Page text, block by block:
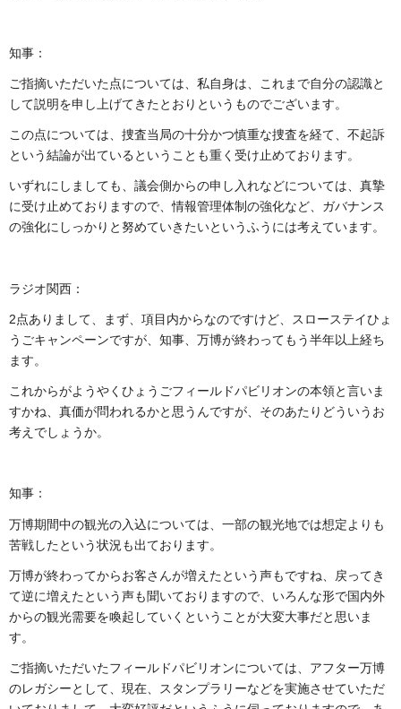
知事：
ご指摘いただいた点については、私自身は、これまで自分の認識と
して説明を申し上げてきたとおりというものでございます。
この点については、捜査当局の十分かつ慎重な捜査を経て、不起訴
という結論が出ているということも重く受け止めております。
いずれにしましても、議会側からの申し入れなどについては、真摯
に受け止めておりますので、情報管理体制の強化など、ガバナンス
の強化にしっかりと努めていきたいというふうには考えています。
ラジオ関西：
2点ありまして、まず、項目内からなのですけど、スローステイひょ
うごキャンペーンですが、知事、万博が終わってもう半年以上経ち
ます。
これからがようやくひょうごフィールドパビリオンの本領と言いま
すかね、真価が問われるかと思うんですが、そのあたりどういうお
考えでしょうか。
知事：
万博期間中の観光の入込については、一部の観光地では想定よりも
苦戦したという状況も出ております。
万博が終わってからお客さんが増えたという声もですね、戻ってき
て逆に増えたという声も聞いておりますので、いろんな形で国内外
からの観光需要を喚起していくということが大変大事だと思いま
す。
ご指摘いただいたフィールドパビリオンについては、アフター万博
のレガシーとして、現在、スタンプラリーなどを実施させていただ